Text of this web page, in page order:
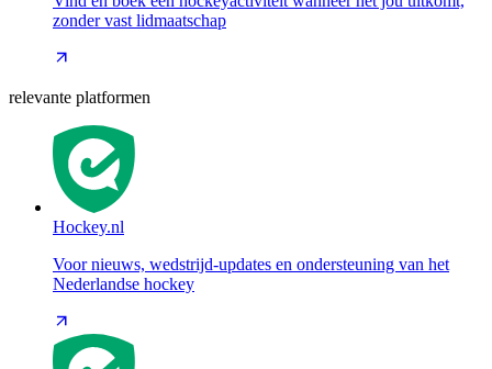
zonder vast lidmaatschap
relevante platformen
Hockey.nl
Voor nieuws, wedstrijd-updates en ondersteuning van het
Nederlandse hockey